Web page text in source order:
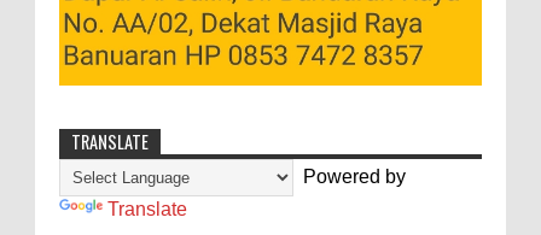
TRANSLATE
Powered by
Translate